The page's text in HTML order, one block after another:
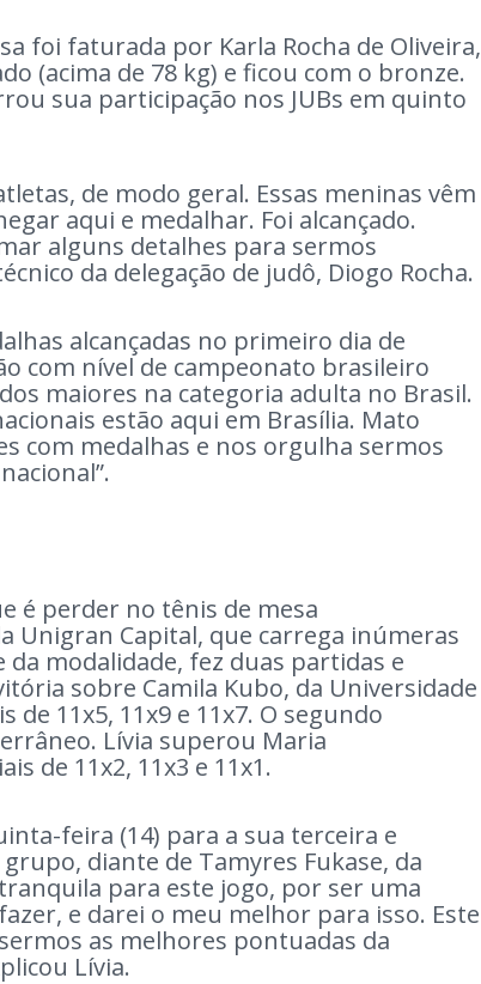
foi faturada por Karla Rocha de Oliveira,
(acima de 78 kg) e ficou com o bronze.
sua participação nos JUBs em quinto
de modo geral. Essas meninas vêm
aqui e medalhar. Foi alcançado.
alguns detalhes para sermos
da delegação de judô, Diogo Rocha.
alcançadas no primeiro dia de
com nível de campeonato brasileiro
maiores na categoria adulta no Brasil.
estão aqui em Brasília. Mato
com medalhas e nos orgulha sermos
é perder no tênis de mesa
Unigran Capital, que carrega inúmeras
da modalidade, fez duas partidas e
sobre Camila Kubo, da Universidade
de 11x5, 11x9 e 11x7. O segundo
Lívia superou Maria
de 11x2, 11x3 e 11x1.
feira (14) para a sua terceira e
diante de Tamyres Fukase, da
para este jogo, por ser uma
e darei o meu melhor para isso. Este
as melhores pontuadas da
Lívia.